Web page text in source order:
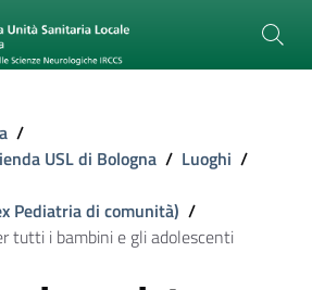
/
USL di Bologna / Luoghi /
Pediatria di comunità) /
tutti i bambini e gli adolescenti